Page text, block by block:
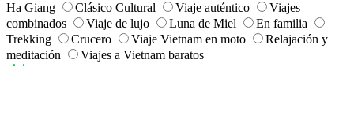
Ha Giang
Clásico Cultural Viaje auténtico
Viajes
combinados
Viaje de lujo Luna de Miel
En familia
Trekking
Crucero Viaje Vietnam en moto
Relajación y
meditación
Viajes a Vietnam baratos